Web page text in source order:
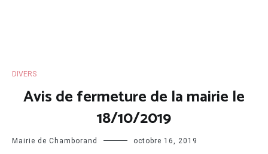
DIVERS
Avis de fermeture de la mairie le
18/10/2019
Mairie de Chamborand octobre 16, 2019